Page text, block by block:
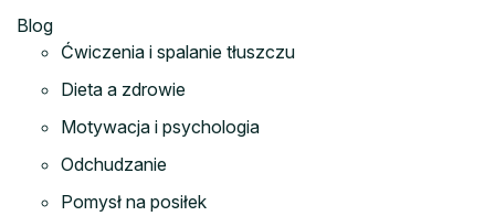
Blog
Ćwiczenia i spalanie tłuszczu
Dieta a zdrowie
Motywacja i psychologia
Odchudzanie
Pomysł na posiłek